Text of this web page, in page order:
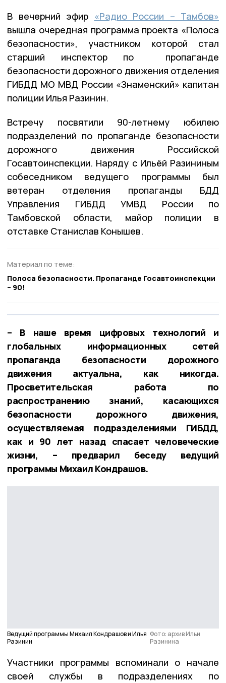
В вечерний эфир «Радио России – Тамбов»
вышла очередная программа проекта «Полоса
безопасности», участником которой стал
старший инспектор по пропаганде
безопасности дорожного движения отделения
ГИБДД МО МВД России «Знаменский» капитан
полиции Илья Разинин.
Встречу посвятили 90-летнему юбилею
подразделений по пропаганде безопасности
дорожного движения Российской
Госавтоинспекции. Наряду с Ильёй Разининым
собеседником ведущего программы был
ветеран отделения пропаганды БДД
Управления ГИБДД УМВД России по
Тамбовской области, майор полиции в
отставке Станислав Конышев.
Материал по теме:
Полоса безопасности. Пропаганде Госавтоинспекции
– 90!
– В наше время цифровых технологий и
глобальных информационных сетей
пропаганда безопасности дорожного
движения актуальна, как никогда.
Просветительская работа по
распространению знаний, касающихся
безопасности дорожного движения,
осуществляемая подразделениями ГИБДД,
как и 90 лет назад спасает человеческие
жизни, – предварил беседу ведущий
программы Михаил Кондрашов.
Ведущий программы Михаил Кондрашов и Илья
Разинин
Фото: архив Ильи
Разинина
Участники программы вспоминали о начале
своей службы в подразделениях по